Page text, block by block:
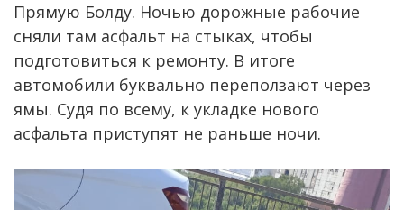
Прямую Болду. Ночью дорожные рабочие
сняли там асфальт на стыках, чтобы
подготовиться к ремонту. В итоге
автомобили буквально переползают через
ямы. Судя по всему, к укладке нового
асфальта приступят не раньше ночи.